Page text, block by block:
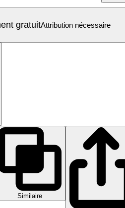
gratuitAttribution nécessaire
Similaire